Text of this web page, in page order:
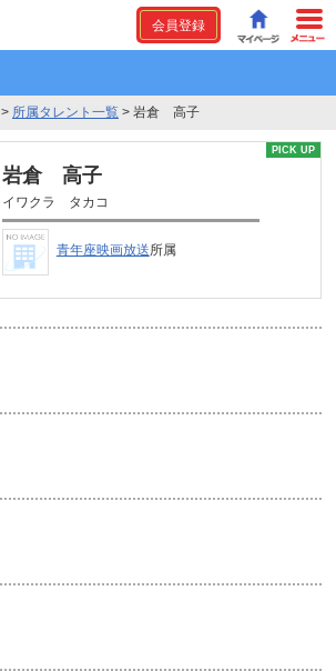
会員登録
> 所属タレント一覧 > 岩倉 高子
PICK UP
岩倉 高子
イワクラ タカコ
青年座映画放送所属